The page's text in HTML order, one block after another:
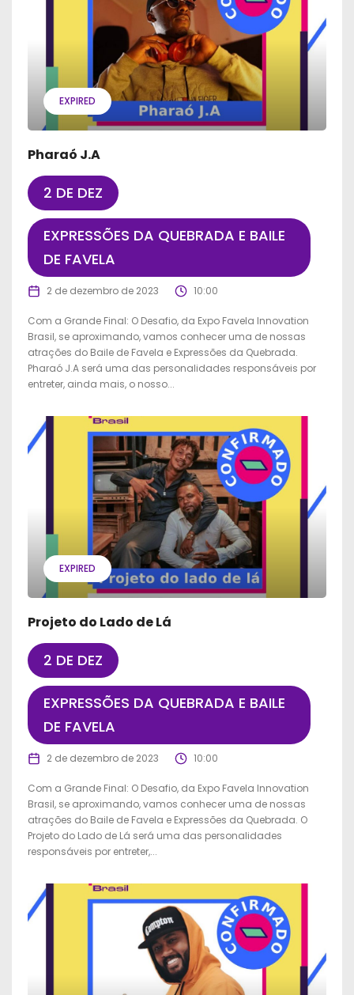
EXPIRED
Pharaó J.A
2 DE DEZ
EXPRESSÕES DA QUEBRADA E BAILE
DE FAVELA
2 de dezembro de 2023 10:00
Com a Grande Final: O Desafio, da Expo Favela Innovation
Brasil, se aproximando, vamos conhecer uma de nossas
atrações do Baile de Favela e Expressões da Quebrada.
Pharaó J.A será uma das personalidades responsáveis por
entreter, ainda mais, o nosso...
EXPIRED
Projeto do Lado de Lá
2 DE DEZ
EXPRESSÕES DA QUEBRADA E BAILE
DE FAVELA
2 de dezembro de 2023 10:00
Com a Grande Final: O Desafio, da Expo Favela Innovation
Brasil, se aproximando, vamos conhecer uma de nossas
atrações do Baile de Favela e Expressões da Quebrada. O
Projeto do Lado de Lá será uma das personalidades
responsáveis por entreter,...